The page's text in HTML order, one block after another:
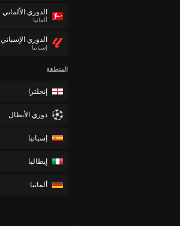
الدوري الألماني
ألمانيا
الدوري الإسباني
إسبانيا
المنطقة
إنجلترا
دوري الأبطال
إسبانيا
إيطاليا
ألمانيا